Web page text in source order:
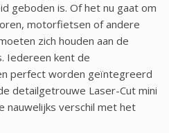
geboden is. Of het nu gaat om
motorfietsen of andere
zich houden aan de
Iedereen kent de
perfect worden geïntegreerd
detailgetrouwe Laser-Cut mini
nauwelijks verschil met het